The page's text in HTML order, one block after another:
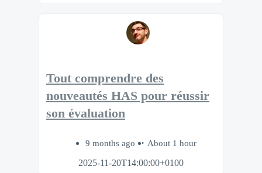
Tout comprendre des
nouveautés HAS pour réussir
son évaluation
9 months ago
About 1 hour
2025-11-20T14:00:00+0100